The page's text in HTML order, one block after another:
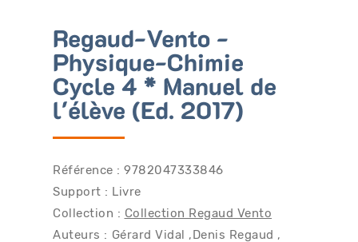
Regaud-Vento -
Physique-Chimie
Cycle 4 * Manuel de
l'élève (Ed. 2017)
Référence : 9782047333846
Support : Livre
Collection : Collection Regaud Vento
Auteurs : Gérard Vidal
Denis Regaud